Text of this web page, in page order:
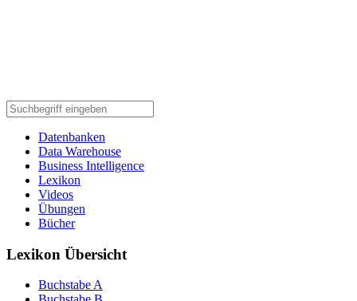
Datenbanken
Data Warehouse
Business Intelligence
Lexikon
Videos
Übungen
Bücher
Lexikon Übersicht
Buchstabe A